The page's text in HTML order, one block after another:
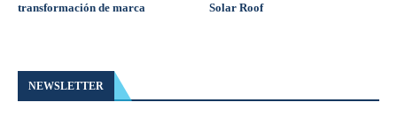
transformación de marca
Solar Roof
NEWSLETTER